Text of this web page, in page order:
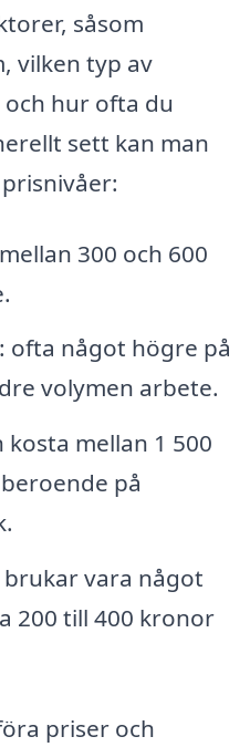
såsom
vilken typ av
hur ofta du
sett kan man
300 och 600
ofta något högre på
volymen arbete.
mellan 1 500
på
vara något
200 till 400 kronor
priser och